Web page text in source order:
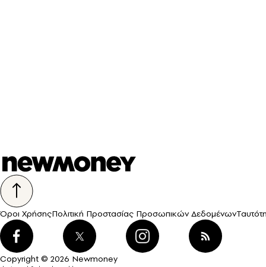
Όροι ΧρήσηςΠολιτική Προστασίας Προσωπικών Δεδομένων
Copyright © 2026 Newmoney